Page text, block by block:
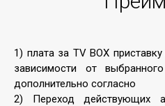
1) плата за TV BOX
зависимости от
дополнительно согласно
2) Переход действующих
выделения свободного
Подробнее